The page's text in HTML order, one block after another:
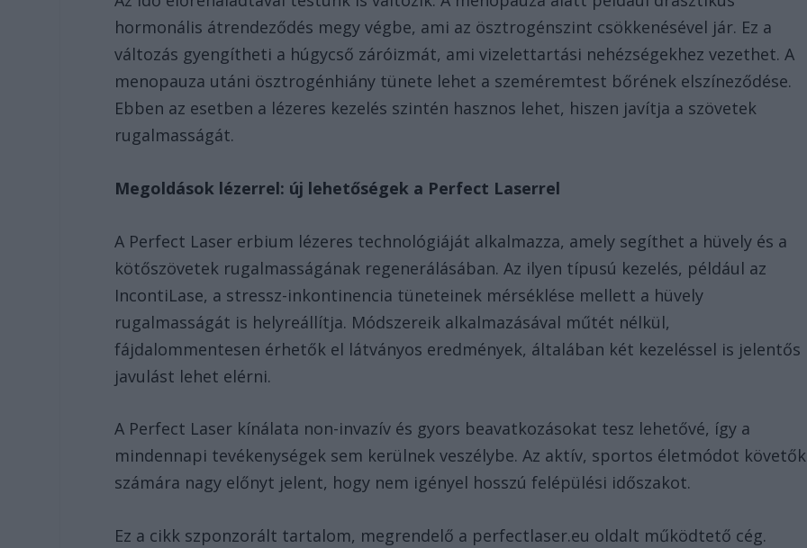
hormonális átrendeződés megy végbe, ami az ösztrogénszint csökkenésével jár. Ez a
változás gyengítheti a húgycső záróizmát, ami vizelettartási nehézségekhez vezethet. A
menopauza utáni ösztrogénhiány tünete lehet a szeméremtest bőrének elszíneződése.
Ebben az esetben a lézeres kezelés szintén hasznos lehet, hiszen javítja a szövetek
rugalmasságát.
Megoldások lézerrel: új lehetőségek a Perfect Laserrel
A Perfect Laser erbium lézeres technológiáját alkalmazza, amely segíthet a hüvely és a
kötőszövetek rugalmasságának regenerálásában. Az ilyen típusú kezelés, például az
IncontiLase, a stressz-inkontinencia tüneteinek mérséklése mellett a hüvely
rugalmasságát is helyreállítja. Módszereik alkalmazásával műtét nélkül,
fájdalommentesen érhetők el látványos eredmények, általában két kezeléssel is jelentős
javulást lehet elérni.
A Perfect Laser kínálata non-invazív és gyors beavatkozásokat tesz lehetővé, így a
mindennapi tevékenységek sem kerülnek veszélybe. Az aktív, sportos életmódot követők
számára nagy előnyt jelent, hogy nem igényel hosszú felépülési időszakot.
Ez a cikk szponzorált tartalom, megrendelő a perfectlaser.eu oldalt működtető cég.